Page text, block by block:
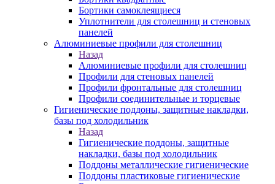
Бортики самоклеящиеся
Уплотнители для столешниц и стеновых
панелей
Алюминиевые профили для столешниц
Назад
Алюминиевые профили для столешниц
Профили для стеновых панелей
Профили фронтальные для столешниц
Профили соединительные и торцевые
Гигиенические поддоны, защитные накладки,
базы под холодильник
Назад
Гигиенические поддоны, защитные
накладки, базы под холодильник
Поддоны металлические гигиенические
Поддоны пластиковые гигиенические